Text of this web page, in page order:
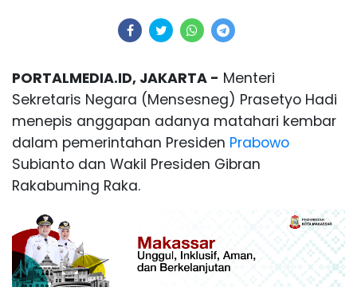
PORTALMEDIA.ID, JAKARTA - Menteri
Sekretaris Negara (Mensesneg) Prasetyo Hadi
menepis anggapan adanya matahari kembar
dalam pemerintahan Presiden Prabowo
Subianto dan Wakil Presiden Gibran
Rakabuming Raka.